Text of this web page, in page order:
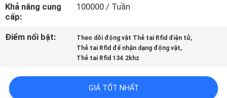
KIỂM
SOÁT
Khả năng cung
cấp:
100000 / Tuần
Điểm nổi bật: Theo dõi động vật Thẻ tai Rfid điện tử,
Thẻ tai Rfid để nhận dạng động vật,
Thẻ tai Rfid 134.2khz
GIÁ TỐT NHẤT